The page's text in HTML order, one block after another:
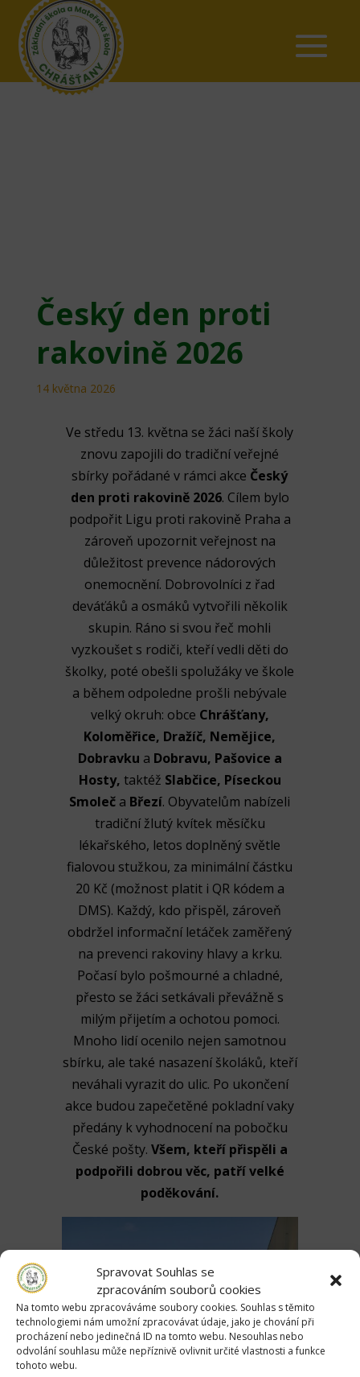
Spravovat Souhlas se
zpracováním souborů cookies
Na tomto webu zpracováváme soubory cookies. Souhlas s těmito
technologiemi nám umožní zpracovávat údaje, jako je chování při
procházení nebo jedinečná ID na tomto webu. Nesouhlas nebo
odvolání souhlasu může nepříznivě ovlivnit určité vlastnosti a funkce
tohoto webu.
Český den proti
rakovině 2026
14 května 2026
Ve středu 13. května se žáci naší školy
znovu zapojili do tradiční veřejné
sbírky pořádané v rámci akce Český
den proti rakovině 2026. Cílem bylo
podpořit Ligu proti rakovině Praha a
zároveň upozornit veřejnost na
důležitost prevence nádorových
onemocnění. Dobrovolníci z řad
deváťáků a osmáků vytvořili několik
skupin. Ráno si svou řeč mohli
vyzkoušet s rodiči, kteří vedli děti do
školky, poté obešli spolužáky ve škole
a během odpoledne prošli nebývale
velký okruh: obce Chrášťany,
Koloměřice, Dražíč, Nemějice,
Dobravku a Dobravu, Pašovice a
Hosty, taktéž Slabčice, Píseckou
Smoleč a Březí. Obyvatelům nabízeli
tradiční žlutý kvítek měsíčku
lékařského, letos doplněný světle
fialovou stužkou, za minimální částku
20 Kč (možnost platit i QR kódem a
DMS). Každý, kdo přispěl, zároveň
obdržel informační letáček zaměřený
na prevenci rakoviny hlavy a krku.
Počasí bylo pošmourné a chladné,
přesto se žáci setkávali převážně s
milým přijetím a ochotou pomoci.
Mnoho lidí ocenilo nejen samotnou
sbírku, ale také nasazení školáků, kteří
neváhali vyrazit do ulic. Po ukončení
akce budou zapečetěné pokladní vaky
předány k vyhodnocení na pobočku
České pošty. Všem, kteří přispěli a
podpořili dobrou věc, patří velké
poděkování.